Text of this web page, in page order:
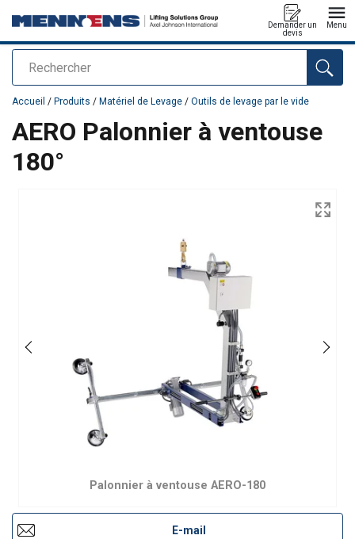
Rechercher
Demander un
devis
Menu
Ajouté au panier
Accueil / Produits / Matériel de Levage / Outils de levage par le vide
AERO Palonnier à ventouse
180°
Palonnier à ventouse AERO-180
E-mail